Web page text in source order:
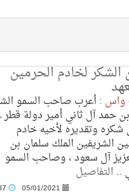
لخادم الحرمين
واس :أعرب صاحب السمو
حمد آل ثاني أمير دولة
وتقديره لأخيه خادم
الشريفين الملك سلمان بن
آل سعود ، وصاحب السمو
.. التفاصيل
05/01/2021